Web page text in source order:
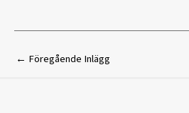
← Föregående Inlägg